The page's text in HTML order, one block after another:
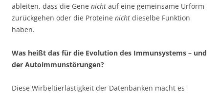
ableiten, dass die Gene nicht auf eine gemeinsame Urform
zurückgehen oder die Proteine nicht dieselbe Funktion
haben.
Was heißt das für die Evolution des Immunsystems – und
der Autoimmunstörungen?
Diese Wirbeltierlastigkeit der Datenbanken macht es